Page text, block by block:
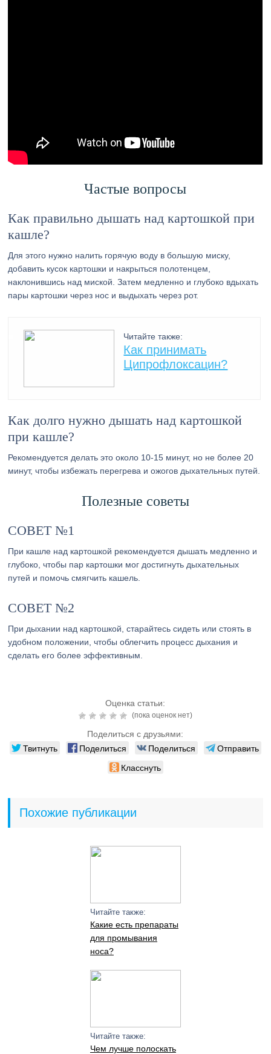
Частые вопросы
Как правильно дышать над картошкой при
кашле?
Для этого нужно налить горячую воду в большую миску,
добавить кусок картошки и накрыться полотенцем,
наклонившись над миской. Затем медленно и глубоко вдыхать
пары картошки через нос и выдыхать через рот.
Читайте также:
Как принимать
Ципрофлоксацин?
Как долго нужно дышать над картошкой
при кашле?
Рекомендуется делать это около 10-15 минут, но не более 20
минут, чтобы избежать перегрева и ожогов дыхательных путей.
Полезные советы
СОВЕТ №1
При кашле над картошкой рекомендуется дышать медленно и
глубоко, чтобы пар картошки мог достигнуть дыхательных
путей и помочь смягчить кашель.
СОВЕТ №2
При дыхании над картошкой, старайтесь сидеть или стоять в
удобном положении, чтобы облегчить процесс дыхания и
сделать его более эффективным.
Оценка статьи:
(пока оценок нет)
Поделиться с друзьями:
Твитнуть Поделиться Поделиться
Отправить
Класснуть
Похожие публикации
Читайте также:
Какие есть препараты
для промывания
носа?
Читайте также:
Чем лучше полоскать